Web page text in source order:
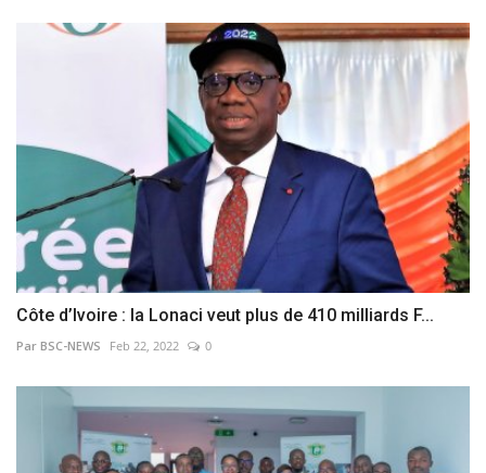
Côte d’Ivoire : la Lonaci veut plus de 410 milliards F...
Par BSC-NEWS Feb 22, 2022 0